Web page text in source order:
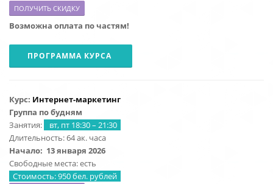
ПОЛУЧИТЬ СКИДКУ
Возможна оплата по частям!
ПРОГРАММА КУРСА
Курс: Интернет-маркетинг
Группа по будням
Занятия:
вт, пт 18:30 – 21:30
Длительность: 64 ак. часа
Начало: 13 января 2026
Свободные места: есть
Стоимость: 950 бел. рублей